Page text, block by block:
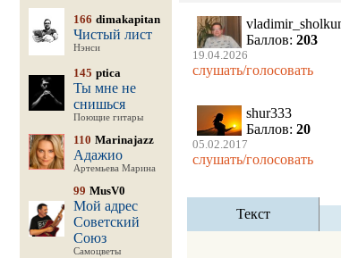
166 dimakapitan
Чистый лист
Нэнси
145 ptica
Ты мне не
снишься
Поющие гитары
110 Marinajazz
Адажио
Артемьева Марина
99 MusV0
Мой адрес
Советский
Союз
Самоцветы
Баллов: 203
19.04.2026
слушать/голосовать
shur333
Баллов: 20
05.02.2017
слушать/голосовать
Текст